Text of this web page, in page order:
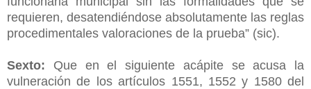
requieren, desatendiéndose absolutamente las reglas
procedimentales valoraciones de la prueba” (sic).
Sexto: Que en el siguiente acápite se acusa la
vulneración de los artículos 1551, 1552 y 1580 del